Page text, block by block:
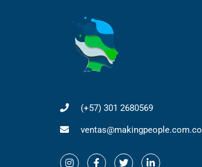
(+57) 301 2680569
ventas@makingpeople.com.co